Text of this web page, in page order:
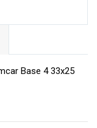
Base 4 33x25